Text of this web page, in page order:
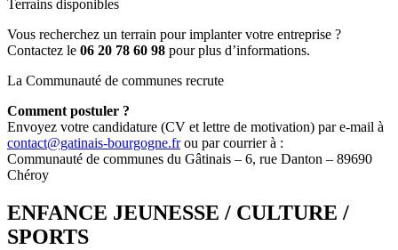
Terrains disponibles
Vous recherchez un terrain pour implanter votre entreprise ?
Contactez le 06 20 78 60 98 pour plus d’informations.
La Communauté de communes recrute
Comment postuler ?
Envoyez votre candidature (CV et lettre de motivation) par e-mail à
contact@gatinais-bourgogne.frou par courrier à :
Communauté de communes du Gâtinais – 6, rue Danton – 89690
Chéroy
ENFANCE JEUNESSE / CULTURE /
SPORTS